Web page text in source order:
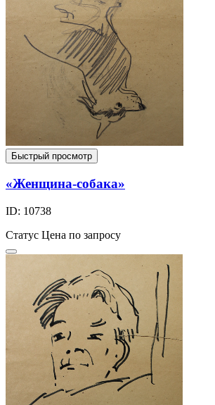
Быстрый просмотр
«Женщина-собака»
ID: 10738
Статус Цена по запросу